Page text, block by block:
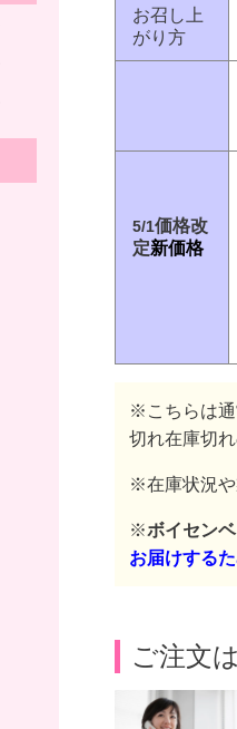
お召し上
がり方
5/1価格改
定新価格
※こちらは通
切れ在庫切
※在庫状況や
※ボイセン
お届けする
ご注文